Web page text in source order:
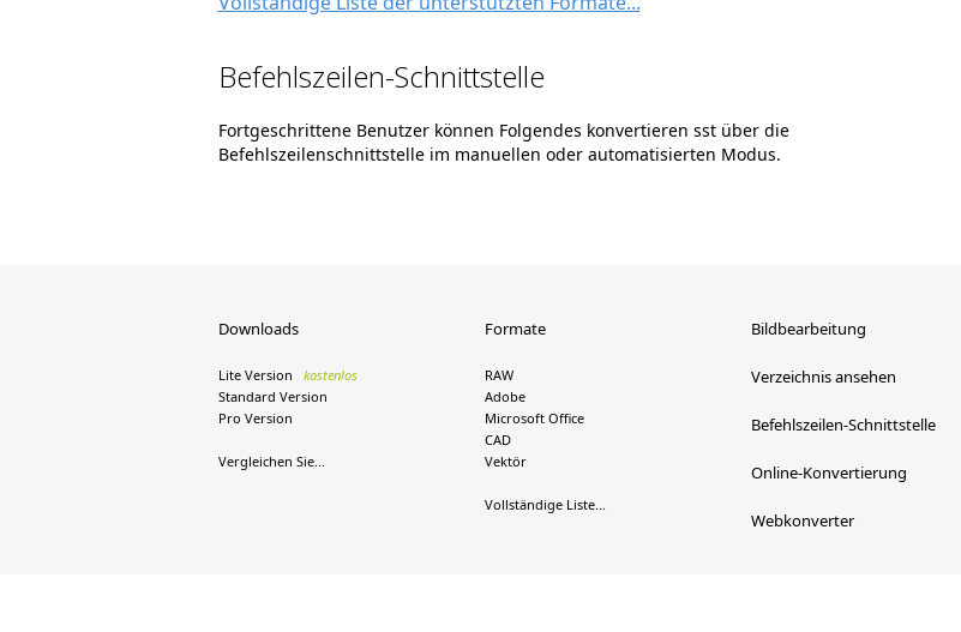
Befehlszeilen-Schnittstelle
Fortgeschrittene Benutzer können Folgendes konvertieren sst über die
Befehlszeilenschnittstelle im manuellen oder automatisierten Modus.
Downloads
Lite Version
kostenlos
Standard Version
Pro Version
Vergleichen Sie...
Formate
RAW
Adobe
Microsoft Office
CAD
Vektör
Vollständige Liste...
Bildbearbeitung
Verzeichnis ansehen
Befehlszeilen-Schnittstelle
Online-Konvertierung
Webkonverter